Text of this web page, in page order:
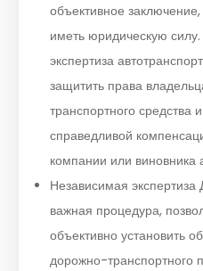
объективное
иметь юридическую
экспертиза
защитить права
транспортного средства
справедливой
компании или виновника
Независимая
важная процедура,
объективно установить
дорожно-транспортного